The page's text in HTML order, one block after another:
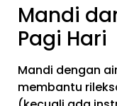
Mandi
Pagi Hari
Mandi dengan
membantu